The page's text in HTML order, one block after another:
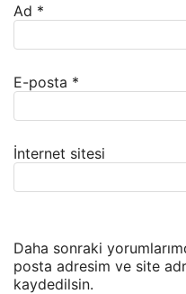
Ad *
E-posta *
İnternet sitesi
Daha sonraki
posta adresim ve site
kaydedilsin.